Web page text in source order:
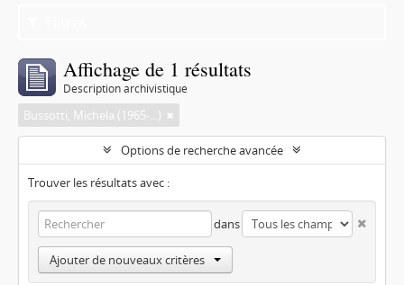
Affichage de 1 résultats
Description archivistique
Bussotti, Michela (1965-...)
Options de recherche avancée
Trouver les résultats avec :
dans
Ajouter de nouveaux critères